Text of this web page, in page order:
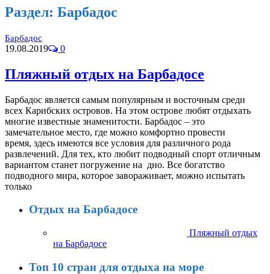
Раздел: Барбадос
Барбадос
19.08.2019 0
Пляжный отдых на Барбадосе
Барбадос является самым популярным и восточным среди
всех Карибских островов. На этом острове любят отдыхать
многие известные знаменитости. Барбадос – это
замечательное место, где можно комфортно провести
время, здесь имеются все условия для различного рода
развлечений. Для тех, кто любит подводный спорт отличным
вариантом станет погружение на дно. Все богатство
подводного мира, которое завораживает, можно испытать
только
Отдых на Барбадосе
Пляжный отдых
на Барбадосе
Топ 10 стран для отдыха на море